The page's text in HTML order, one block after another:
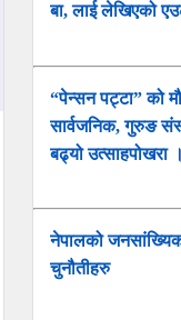
बा, लाई लेखिएको
“पेन्सन पट्टा” को
सार्वजनिक, गुरुङ
बढ्यो उत्साहपोखरा ।
नेपालको
चुनौतीहरु